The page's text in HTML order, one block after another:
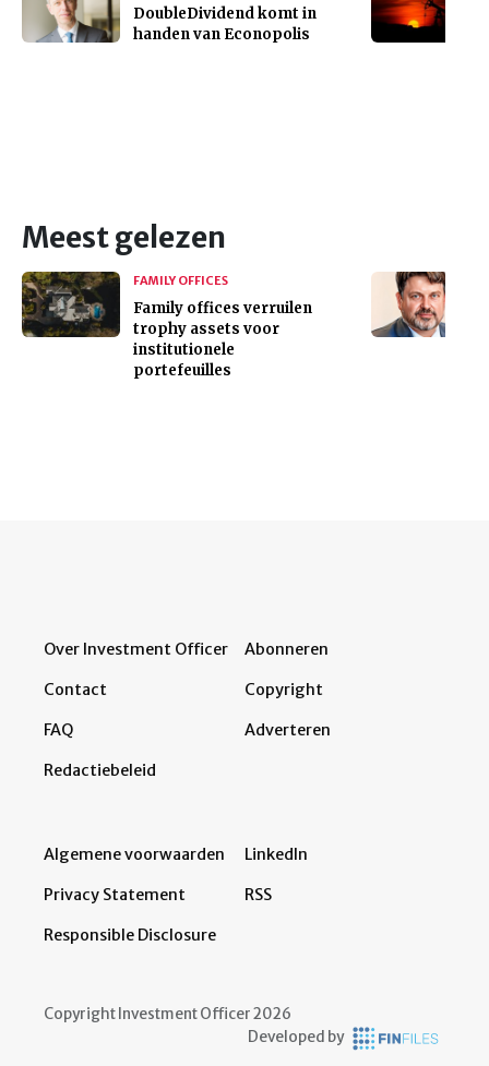
DoubleDividend komt in
handen van Econopolis
Meest gelezen
FAMILY OFFICES
Family offices verruilen
trophy assets voor
institutionele
portefeuilles
Over Investment Officer
Contact
FAQ
Redactiebeleid
Abonneren
Copyright
Adverteren
Algemene voorwaarden
Privacy Statement
Responsible Disclosure
LinkedIn
RSS
Copyright Investment Officer 2026
Developed by